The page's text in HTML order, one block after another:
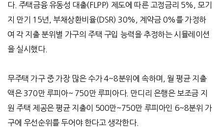
다. 주택금융 유동성 대출(FLPP) 제도에 따른 고정금리 5%,
모기
지 만기
15년 부채상환비율(DSR) 30%, 계약금 0%를 가정하
여 각 지출 분위별 가구의 주택 구입 능력을 추정하는 시뮬레이션
을 실시했다.
무주택 가구 중 가장 많은 수가4~8분위에 속하며
월 평균 지출
액은370만 루피아~ 750만 루피아다. 만디리 은행은 보조금 지
원 주택 제공은 평균 지출이
500만~750만 루피아인 6~8분위 가
구에 우선순위를 두어야 한다고 생각한다.